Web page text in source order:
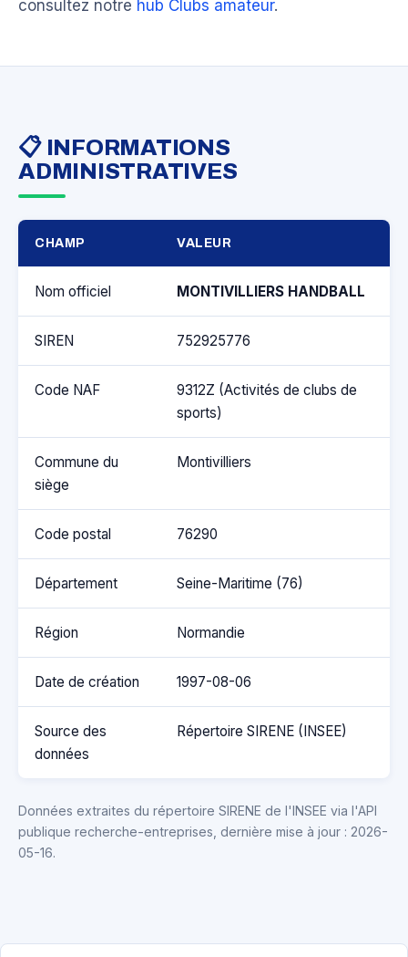
consultez notre hub Clubs amateur.
📋 INFORMATIONS
ADMINISTRATIVES
CHAMP VALEUR
Nom officiel MONTIVILLIERS HANDBALL
SIREN 752925776
Code NAF
9312Z (Activités de clubs de
sports)
Commune du
siège
Montivilliers
Code postal 76290
Département Seine-Maritime (76)
Région Normandie
Date de création 1997-08-06
Source des
données
Répertoire SIRENE (INSEE)
Données extraites du répertoire SIRENE de l'INSEE via l'API
publique recherche-entreprises, dernière mise à jour : 2026-
05-16.